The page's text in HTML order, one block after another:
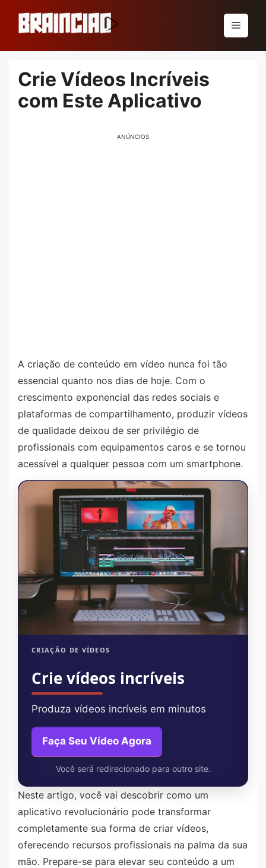
conteúdo
Menu
Crie Vídeos Incríveis
com Este Aplicativo
ANÚNCIOS
A criação de conteúdo em vídeo nunca foi tão
essencial quanto nos dias de hoje. Com o
crescimento exponencial das redes sociais e
plataformas de compartilhamento, produzir vídeos
de qualidade deixou de ser privilégio de
profissionais com equipamentos caros e se tornou
acessível a qualquer pessoa com um smartphone.
CRIAÇÃO DE VÍDEOS
Crie vídeos incríveis
Produza vídeos incríveis em minutos
Faça Seu Vídeo Agora
Você será redirecionado para outro site.
Neste artigo, você vai descobrir como um
aplicativo revolucionário pode transformar
completamente sua forma de criar vídeos,
oferecendo recursos profissionais na palma da sua
mão. Prepare-se para elevar seu conteúdo a um